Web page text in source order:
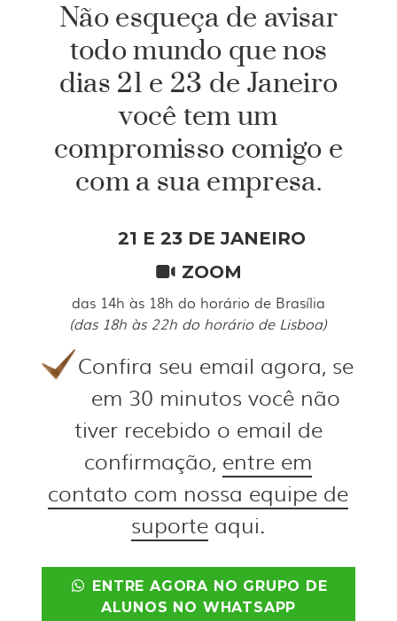
Não esqueça de avisar
todo mundo que nos
dias 21 e 23 de Janeiro
você tem um
compromisso comigo e
com a sua empresa.
21 E 23 DE JANEIRO
ZOOM
das 14h às 18h do horário de Brasília
(das 18h às 22h do horário de Lisboa)
Confira seu email agora, se
em 30 minutos você não
tiver recebido o email de
confirmação, entre em
contato com nossa equipe de
suporte aqui.
ENTRE AGORA NO GRUPO DE
ALUNOS NO WHATSAPP